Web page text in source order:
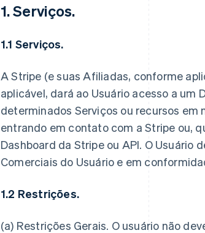
1. Serviços.
1.1 Serviços.
A Stripe (e suas Afiliadas, conforme
aplicável, dará ao Usuário acesso a um
determinados Serviços ou recursos em
entrando em contato com a Stripe ou,
Dashboard da Stripe ou API. O Usuário
Comerciais do Usuário e em
1.2 Restrições.
(a) Restrições Gerais. O usuário não